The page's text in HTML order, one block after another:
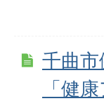
千曲
「健